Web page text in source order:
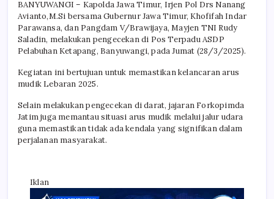
BANYUWANGI – Kapolda Jawa Timur, Irjen Pol Drs Nanang
Avianto,M.Si bersama Gubernur Jawa Timur, Khofifah Indar
Parawansa, dan Pangdam V/Brawijaya, Mayjen TNI Rudy
Saladin, melakukan pengecekan di Pos Terpadu ASDP
Pelabuhan Ketapang, Banyuwangi, pada Jumat (28/3/2025).
Kegiatan ini bertujuan untuk memastikan kelancaran arus
mudik Lebaran 2025.
Selain melakukan pengecekan di darat, jajaran Forkopimda
Jatim juga memantau situasi arus mudik melalui jalur udara
guna memastikan tidak ada kendala yang signifikan dalam
perjalanan masyarakat.
Iklan